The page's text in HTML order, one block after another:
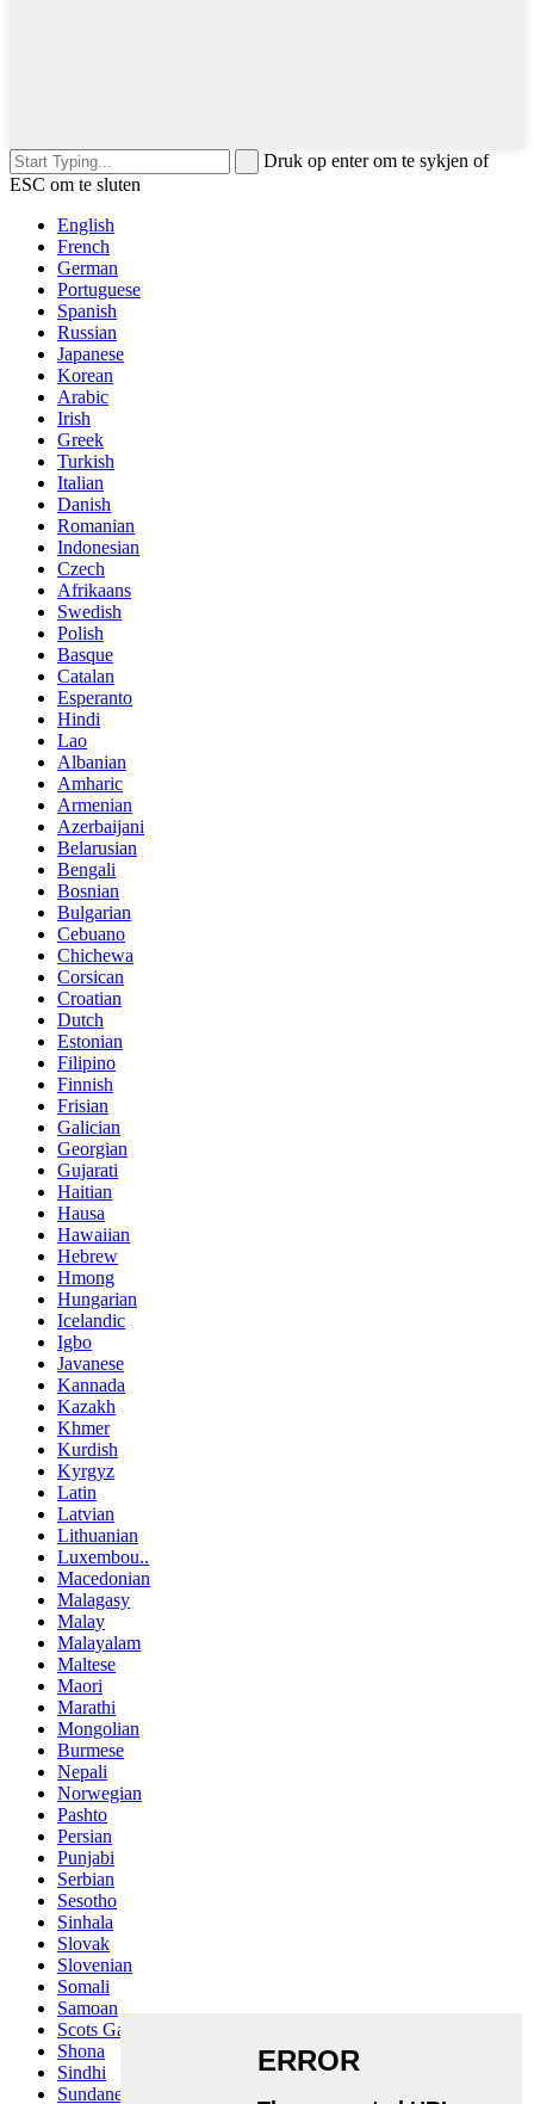
Druk op enter om te sykjen of
ESC om te sluten
English
French
German
Portuguese
Spanish
Russian
Japanese
Korean
Arabic
Irish
Greek
Turkish
Italian
Danish
Romanian
Indonesian
Czech
Afrikaans
Swedish
Polish
Basque
Catalan
Esperanto
Hindi
Lao
Albanian
Amharic
Armenian
Azerbaijani
Belarusian
Bengali
Bosnian
Bulgarian
Cebuano
Chichewa
Corsican
Croatian
Dutch
Estonian
Filipino
Finnish
Frisian
Galician
Georgian
Gujarati
Haitian
Hausa
Hawaiian
Hebrew
Hmong
Hungarian
Icelandic
Igbo
Javanese
Kannada
Kazakh
Khmer
Kurdish
Kyrgyz
Latin
Latvian
Lithuanian
Luxembou..
Macedonian
Malagasy
Malay
Malayalam
Maltese
Maori
Marathi
Mongolian
Burmese
Nepali
Norwegian
Pashto
Persian
Punjabi
Serbian
Sesotho
Sinhala
Slovak
Slovenian
Somali
Samoan
Scots Gaelic
Shona
Sindhi
Sundanese